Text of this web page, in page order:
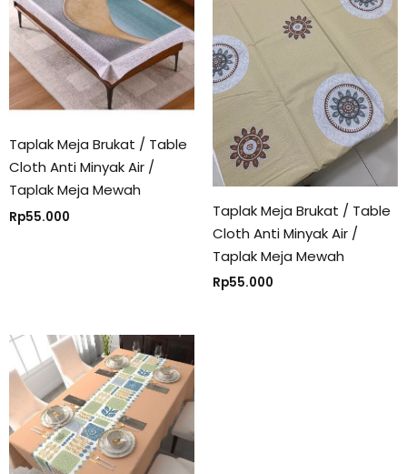
Taplak Meja Brukat / Table
Cloth Anti Minyak Air /
Taplak Meja Mewah
Rp55.000
Taplak Meja Brukat / Table
Cloth Anti Minyak Air /
Taplak Meja Mewah
Rp55.000